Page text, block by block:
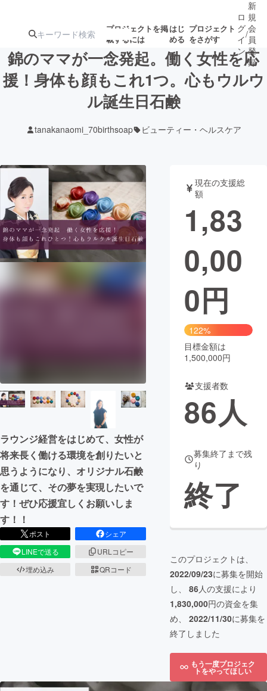
プロジェクトを掲
載するには
はじ
める
プロジェクト
をさがす
注目の新着プロ募集終了が近いプ
テクノロジー・ガジェット
映像・映画 書籍・雑誌
ビジネス・起業 チャレンジ
まちづくり・地域活性化
CAMPFIRE Creation
コミュニティ
ロ
グ
イ
ン
/
新
規
会
員
登
録
錦のママが一念発起。働く女性を応
援！身体も顔もこれ1つ。心もウルウ
ル誕生日石鹸
tanakanaomi_70birthsoap ビューティー・ヘルスケア
ラウンジ経営をはじめて、女性が
将来長く働ける環境を創りたいと
思うようになり、オリジナル石鹸
を通じて、その夢を実現したいで
す！ぜひ応援宜しくお願いしま
す！！
ポスト
シェア
LINEで送る
URLコピー
埋め込み
QRコード
現在の支援総
額
1,83
0,00
0円
122%
目標金額は
1,500,000円
支援者数
86人
募集終了まで残
り
終了
このプロジェクトは、
2022/09/23に募集を開始
し、 86人の支援により
1,830,000円の資金を集
め、 2022/11/30に募集を
終了しました
もう一度プロジェク
トをやってほしい